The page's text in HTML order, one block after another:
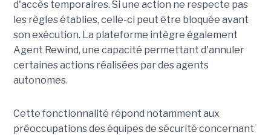
d'accès temporaires. Si une action ne respecte pas
les règles établies, celle-ci peut être bloquée avant
son exécution. La plateforme intègre également
Agent Rewind, une capacité permettant d'annuler
certaines actions réalisées par des agents
autonomes.
Cette fonctionnalité répond notamment aux
préoccupations des équipes de sécurité concernant